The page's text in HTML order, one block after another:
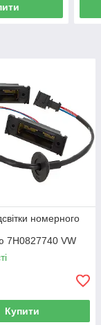
номерного
7H0827740 VW
2004-2015
2016-
Купити